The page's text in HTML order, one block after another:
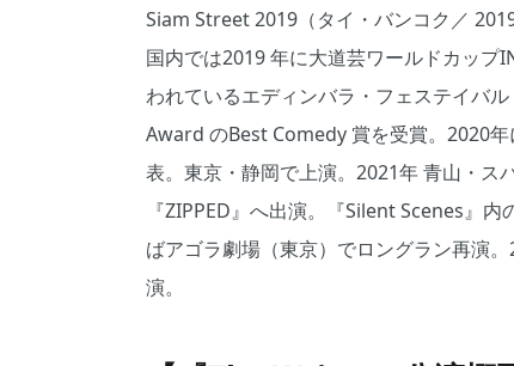
Siam Street 2019（タイ・バンコク／
国内では2019 年に大道芸ワールドカップ
われているエディンバラ・フェステイバ
Award のBest Comedy 賞を受賞。2020
表。東京・静岡で上演。2021年 青山・ス
『ZIPPED』へ出演。『Silent Scenes』
ばアゴラ劇場（東京）でロングラン再演
演。